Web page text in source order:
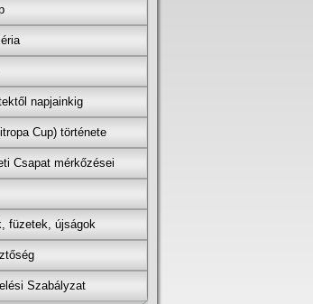
napjainkig
Cup) története
Csapat mérkőzései
füzetek, újságok
Szabályzat